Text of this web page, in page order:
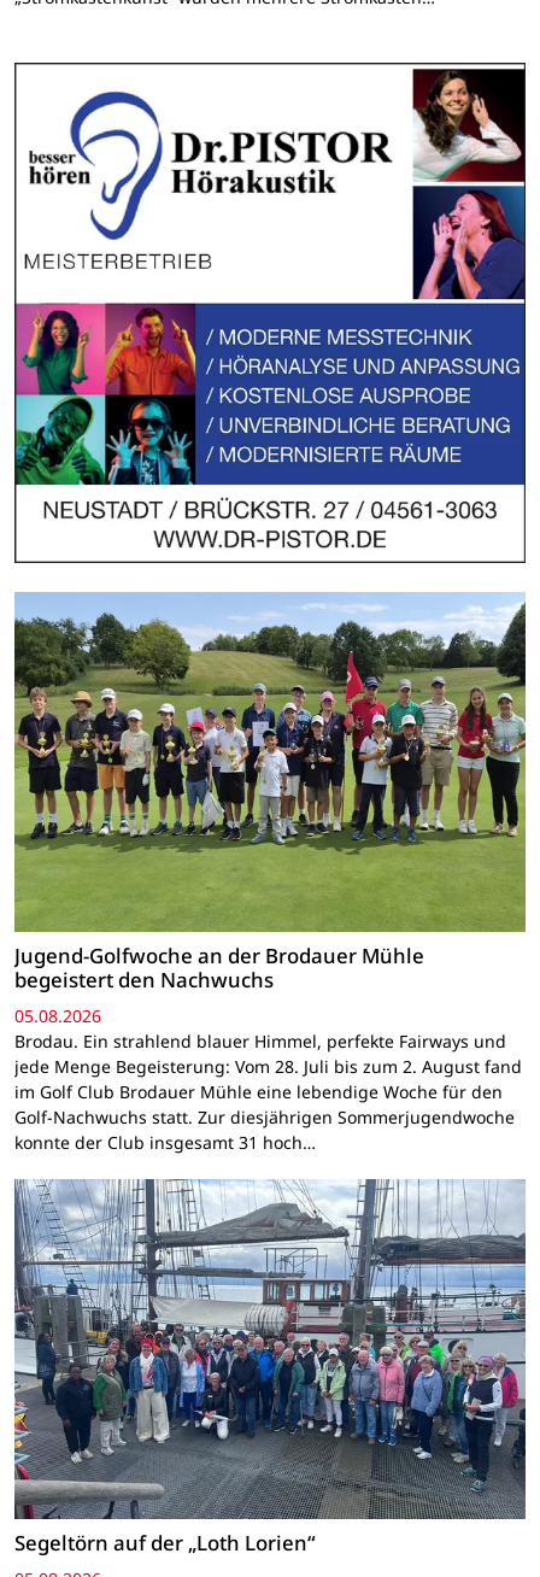
Jugend-Golfwoche an der Brodauer Mühle
begeistert den Nachwuchs
05.08.2026
Brodau. Ein strahlend blauer Himmel, perfekte Fairways und
jede Menge Begeisterung: Vom 28. Juli bis zum 2. August fand
im Golf Club Brodauer Mühle eine lebendige Woche für den
Golf-Nachwuchs statt. Zur diesjährigen Sommerjugendwoche
konnte der Club insgesamt 31 hoch…
Segeltörn auf der „Loth Lorien“